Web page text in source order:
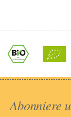
Abonniere